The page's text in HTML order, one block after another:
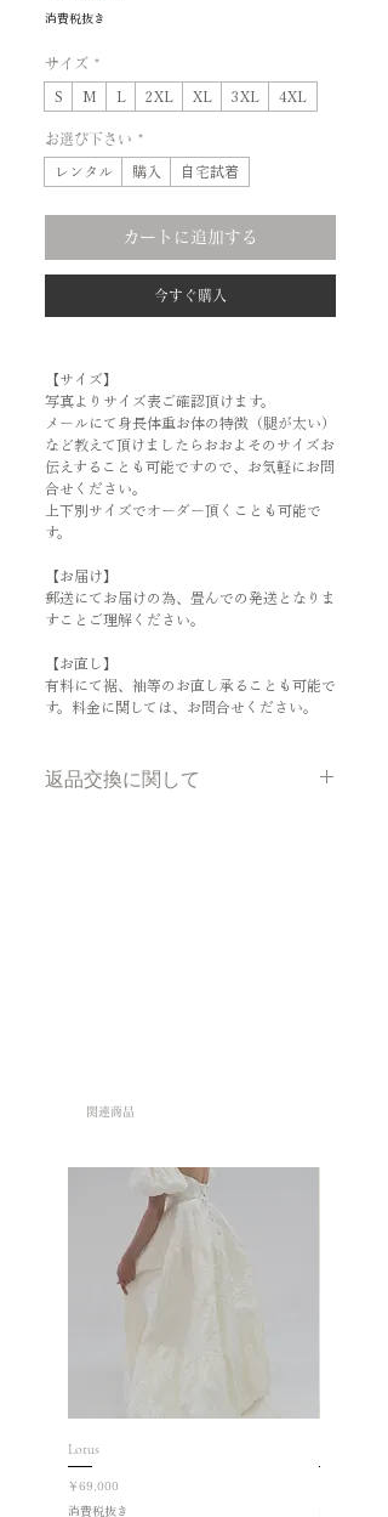
消費税抜き
サイズ *
S M L 2XL XL 3XL 4XL
お選び下さい *
レンタル 購入 自宅試着
カートに追加する
今すぐ購入
【サイズ】
写真よりサイズ表ご確認頂けます。
メールにて身長体重お体の特徴（腿が太い）
など教えて頂けましたらおおよそのサイズお
伝えすることも可能ですので、お気軽にお問
合せください。
上下別サイズでオーダー頂くことも可能で
す。
【お届け】
郵送にてお届けの為、畳んでの発送となりま
すことご理解ください。
【お直し】
有料にて裾、袖等のお直し承ることも可能で
す。料金に関しては、お問合せください。
返品交換に関して
2.スーツは取り寄せの商品となってお
3.お手元に届いた商品は、上記同様の
理由でお客様のご都合による返品交換
はお受けしかねます。尚、万一破れな
以内に返品交換のご連絡を頂きますよ
うご協力よろしくお願い致します。
関連商品
Lotus
価格
￥69,000
消費税抜き